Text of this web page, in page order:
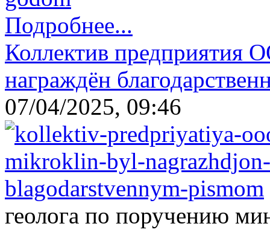
Подробнее...
Коллектив
награждён
07/04/2025, 09:46
геолога по поручению